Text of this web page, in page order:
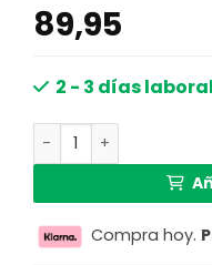
89,95
2 - 3 días
Lámpara de pie de
Compra hoy.